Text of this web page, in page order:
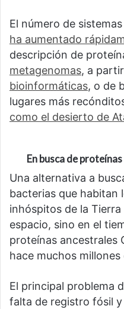
El número de
ha aumentado
descripción de
metagenomas, a
bioinformáticas, o de
lugares más
como el desierto de
En busca de
Una alternativa a
bacterias que habitan
inhóspitos de la
espacio, sino en el
proteínas ancestrales
hace muchos millones
El principal problema
falta de registro fósil